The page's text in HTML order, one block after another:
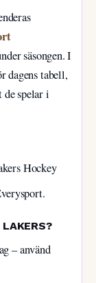
säsongen. I
dagens tabell,
de spelar i
Hockey
– använd